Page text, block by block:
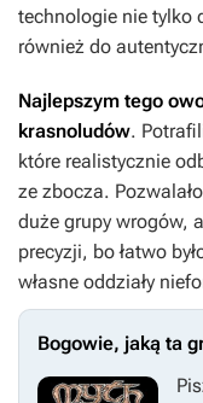
technologie nie tylko
również do
Najlepszym tego
krasnoludów.
które realistycznie
ze zbocza.
duże grupy wrogów,
precyzji, bo łatwo
własne oddziały
Bogowie, jaką ta